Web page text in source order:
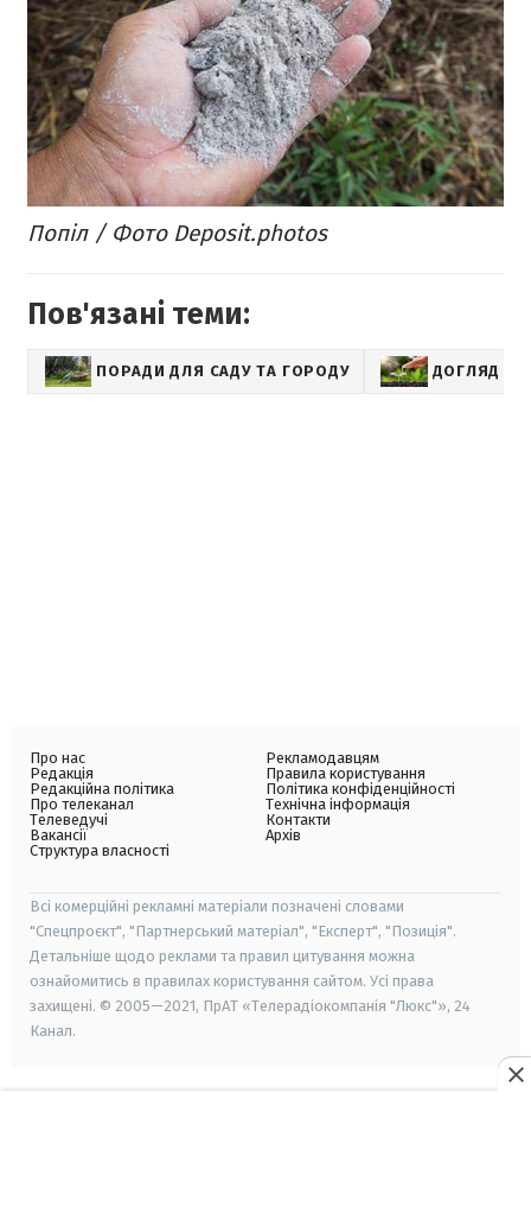
Попіл / Фото Deposit.photos
Пов'язані теми:
ПОРАДИ ДЛЯ САДУ ТА ГОРОДУ ДОГЛЯД
Про нас
Редакція
Редакційна політика
Про телеканал
Телеведучі
Вакансії
Структура власності
Рекламодавцям
Правила користування
Політика конфіденційності
Технічна інформація
Контакти
Архів
Всі комерційні рекламні матеріали позначені словами
"Спецпроєкт", "Партнерський матеріал", "Експерт", "Позиція".
Детальніше щодо реклами та правил цитування можна
ознайомитись в правилах користування сайтом. Усі права
захищені. © 2005—2021, ПрАТ «Телерадіокомпанія "Люкс"», 24
Канал.